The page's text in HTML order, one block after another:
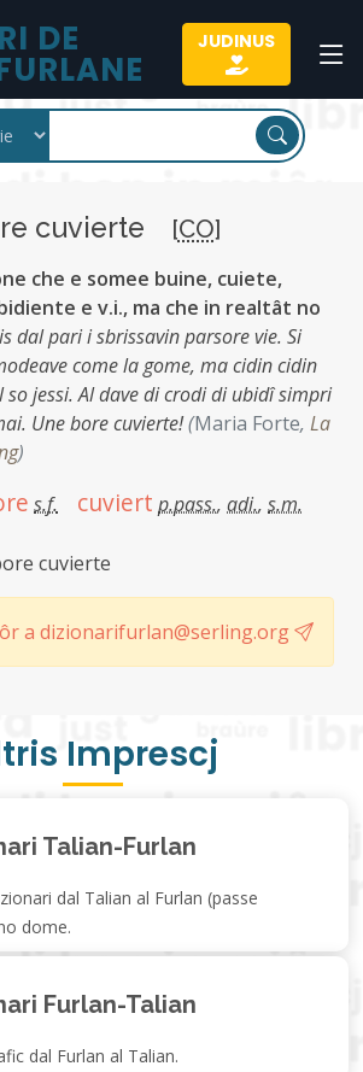
DE JUDINUS
cuvierte [CO]
che e somee buine, cuiete,
e v.i., ma che in realtât no
dal pari i sbrissavin parsore vie. Si
come la gome, ma cidin cidin
so jessi. Al dave di crodi di ubidî simpri
Une bore cuvierte!(Maria Forte, La
)
s.f. cuviert p.pass., adi., s.m.
cuvierte
a dizionarifurlan@serling.org
Imprescj
Talian-Furlan
dal Talian al Furlan (passe
dome.
Furlan-Talian
dal Furlan al Talian.